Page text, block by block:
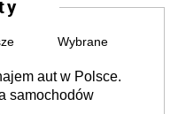
Wybrane
aut w Polsce.
samochodów